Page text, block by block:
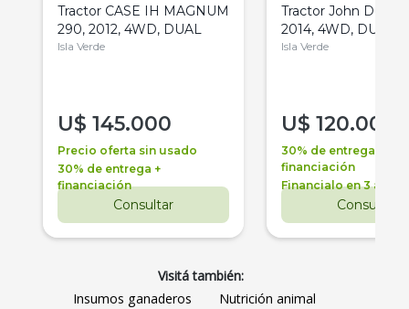
Tractor CASE IH MAGNUM
290, 2012, 4WD, DUAL
Isla Verde
U$ 145.000
Precio oferta sin usado
30% de entrega +
financiación
Consultar
Tractor John Deere
2014, 4WD, DUAL
Isla Verde
U$ 120.000
30% de entrega +
financiación
Financialo en 3 años
Consultar
Visitá también:
Insumos ganaderos
Nutrición animal